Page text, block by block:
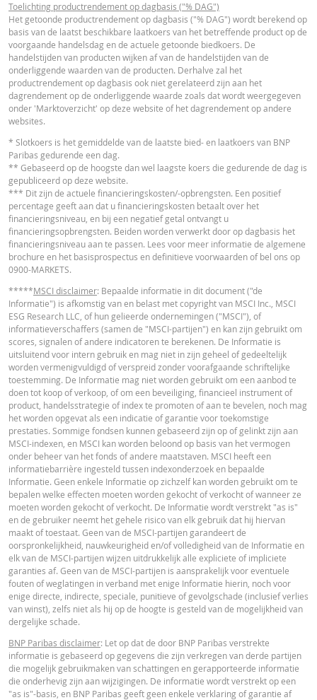
Notices URL
Notices
FINANCIEEL OVERZICHT
Financial Information
Cost Report
RECENTE KOERSINFORMATIE
Latest Product Quotes
Toelichting productrendement op dagbasis ("% DAG")
Het getoonde productrendement op dagbasis ("% DAG") wordt berekend op
basis van de laatst beschikbare laatkoers van het betreffende product op de
voorgaande handelsdag en de actuele getoonde biedkoers. De
handelstijden van producten wijken af van de handelstijden van de
onderliggende waarden van de producten. Derhalve zal het
productrendement op dagbasis ook niet gerelateerd zijn aan het
dagrendement op de onderliggende waarde zoals dat wordt weergegeven
onder 'Marktoverzicht' op deze website of het dagrendement op andere
websites.
* Slotkoers is het gemiddelde van de laatste bied- en laatkoers van BNP
Paribas gedurende een dag.
** Gebaseerd op de hoogste dan wel laagste koers die gedurende de dag is
gepubliceerd op deze website.
*** Dit zijn de actuele financieringskosten/-opbrengsten. Een positief
percentage geeft aan dat u financieringskosten betaalt over het
financieringsniveau, en bij een negatief getal ontvangt u
financieringsopbrengsten. Beiden worden verwerkt door op dagbasis het
financieringsniveau aan te passen. Lees voor meer informatie de algemene
brochure en het basisprospectus en definitieve voorwaarden of bel ons op
0900-MARKETS.
*****MSCI disclaimer: Bepaalde informatie in dit document ("de
Informatie") is afkomstig van en belast met copyright van MSCI Inc., MSCI
ESG Research LLC, of hun gelieerde ondernemingen ("MSCI"), of
informatieverschaffers (samen de "MSCI-partijen") en kan zijn gebruikt om
scores, signalen of andere indicatoren te berekenen. De Informatie is
uitsluitend voor intern gebruik en mag niet in zijn geheel of gedeeltelijk
worden vermenigvuldigd of verspreid zonder voorafgaande schriftelijke
toestemming. De Informatie mag niet worden gebruikt om een aanbod te
doen tot koop of verkoop, of om een beveiliging, financieel instrument of
product, handelsstrategie of index te promoten of aan te bevelen, noch mag
het worden opgevat als een indicatie of garantie voor toekomstige
prestaties. Sommige fondsen kunnen gebaseerd zijn op of gelinkt zijn aan
MSCI-indexen, en MSCI kan worden beloond op basis van het vermogen
onder beheer van het fonds of andere maatstaven. MSCI heeft een
informatiebarrière ingesteld tussen indexonderzoek en bepaalde
Informatie. Geen enkele Informatie op zichzelf kan worden gebruikt om te
bepalen welke effecten moeten worden gekocht of verkocht of wanneer ze
moeten worden gekocht of verkocht. De Informatie wordt verstrekt "as is"
en de gebruiker neemt het gehele risico van elk gebruik dat hij hiervan
maakt of toestaat. Geen van de MSCI-partijen garandeert de
oorspronkelijkheid, nauwkeurigheid en/of volledigheid van de Informatie en
elk van de MSCI-partijen wijzen uitdrukkelijk alle expliciete of impliciete
garanties af. Geen van de MSCI-partijen is aansprakelijk voor eventuele
fouten of weglatingen in verband met enige Informatie hierin, noch voor
enige directe, indirecte, speciale, punitieve of gevolgschade (inclusief verlies
van winst), zelfs niet als hij op de hoogte is gesteld van de mogelijkheid van
dergelijke schade.
BNP Paribas disclaimer: Let op dat de door BNP Paribas verstrekte
informatie is gebaseerd op gegevens die zijn verkregen van derde partijen
die mogelijk gebruikmaken van schattingen en gerapporteerde informatie
die onderhevig zijn aan wijzigingen. De informatie wordt verstrekt op een
"as is"-basis, en BNP Paribas geeft geen enkele verklaring of garantie af